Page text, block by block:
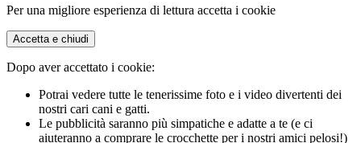
Per una migliore esperienza di lettura accetta i cookie
Accetta e chiudi
Dopo aver accettato i cookie:
Potrai vedere tutte le tenerissime foto e i video divertenti dei
nostri cari cani e gatti.
Le pubblicità saranno più simpatiche e adatte a te (e ci
aiuteranno a comprare le crocchette per i nostri amici pelosi!)